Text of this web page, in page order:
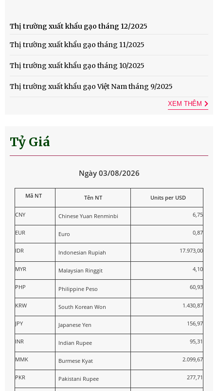
Thị trường xuất khẩu gạo tháng 12/2025
Thị trường xuất khẩu gạo tháng 11/2025
Thị trường xuất khẩu gạo tháng 10/2025
Thị trường xuất khẩu gạo Việt Nam tháng 9/2025
XEM THÊM
Tỷ Giá
Ngày 03/08/2026
Mã NT Tên NT Units per USD
CNY Chinese Yuan Renminbi 6,75
EUR Euro 0,87
IDR Indonesian Rupiah 17.973,00
MYR Malaysian Ringgit 4,10
PHP Philippine Peso 60,93
KRW South Korean Won 1.430,87
JPY Japanese Yen 156,97
INR Indian Rupee 95,31
MMK Burmese Kyat 2.099,67
PKR Pakistani Rupee 277,71